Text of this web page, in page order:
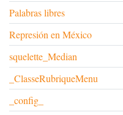
Palabras libres
Represión en México
squelette_Median
_ClasseRubriqueMenu
_config_